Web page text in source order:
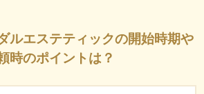
ルエステティックの開始時期や
時のポイントは？